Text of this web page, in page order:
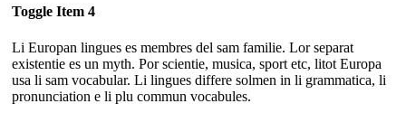
Toggle Item 4
Li Europan lingues es membres del sam familie. Lor separat
existentie es un myth. Por scientie, musica, sport etc, litot Europa
usa li sam vocabular. Li lingues differe solmen in li grammatica, li
pronunciation e li plu commun vocabules.